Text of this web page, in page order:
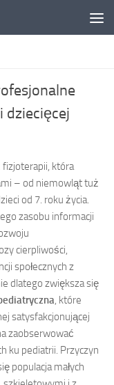
dziecięcej
fizjoterapii, która
– od niemowląt tuż
od 7. roku życia.
zasobu informacji
cierpliwości,
społecznych z
dlatego zwiększa się
, które
satysfakcjonującej
zaobserwować
ku pediatrii. Przyczyn
populacja małych